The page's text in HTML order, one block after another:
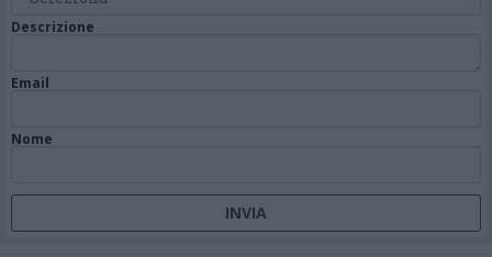
Descrizione
Email
Nome